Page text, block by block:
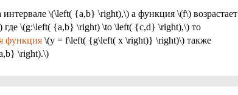
\(\left( {a,b} \right),\) а функция \(f\) возрастает
где \(g:\left( {a,b} \right) \to \left( {c,d} \right),\) то
функция \(y = f\left( {g\left( x \right)} \right)\) также
\right).\)